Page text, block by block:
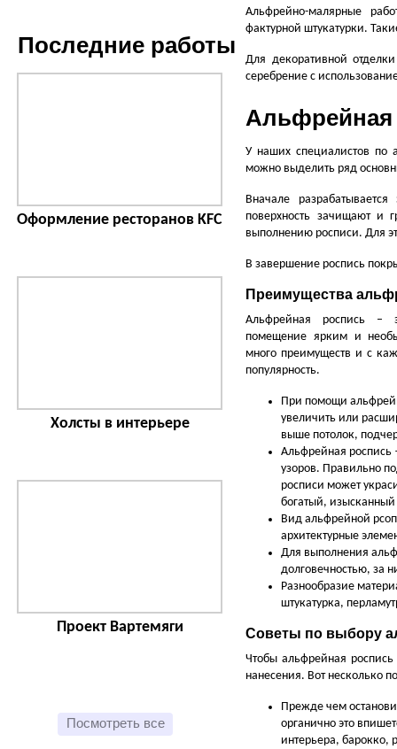
Последние работы
Оформление ресторанов KFC
Холсты в интерьере
Проект Вартемяги
Посмотреть все
Альфрейно-малярные
фактурной штукатурки.
Для декоративной
серебрение с
Альфрейная
У наших специалистов по
можно выделить ряд
Вначале
поверхность зачищают и
выполнению росписи. Для
В завершение роспись
Преимущества
Альфрейная роспись –
помещение ярким и
много преимуществ и с
популярность.
При помощи
увеличить или
выше потолок,
Альфрейная роспись
узоров. Правильно
росписи может
богатый,
Вид альфрейной
архитектурные
Для выполнения
долговечностью, за
Разнообразие
штукатурка,
Советы по выбору
Чтобы альфрейная
нанесения. Вот несколько
Прежде чем
органично это
интерьера, барокко,